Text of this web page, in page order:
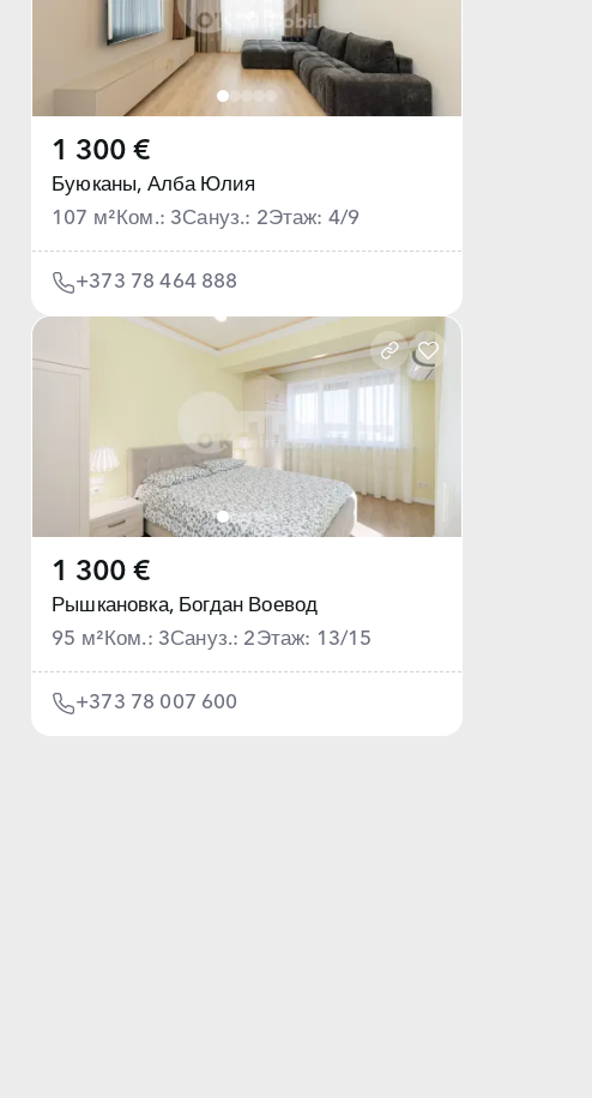
1 300 €
Буюканы, Алба Юлия
107 м² Ком.: 3Сануз.: 2Этаж: 4/9
+373 78 464 888
1 300 €
Рышкановка,Богдан Воевод
95 м² Ком.: 3Сануз.: 2Этаж: 13/15
+373 78 007 600